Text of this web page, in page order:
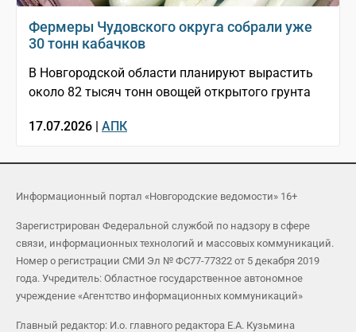
Фермеры Чудовского округа собрали уже
30 тонн кабачков
В Новгородской области планируют вырастить
около 82 тысяч тонн овощей открытого грунта
17.07.2026 | АПК
Информационный портал «Новгородские ведомости» 16+
Зарегистрирован Федеральной службой по надзору в сфере
связи, информационных технологий и массовых коммуникаций.
Номер о регистрации СМИ Эл № ФС77-77322 от 5 декабря 2019
года. Учредитель: Областное государственное автономное
учреждение «Агентство информационных коммуникаций»
Главный редактор: И.о. главного редактора Е.А. Кузьмина